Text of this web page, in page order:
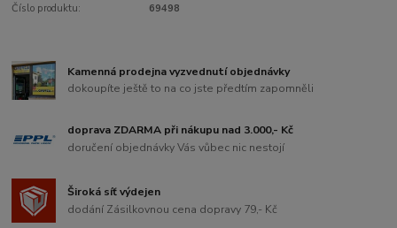
Číslo produktu: 69498
Kamenná prodejna vyzvednutí objednávky
dokoupíte ještě to na co jste předtím zapomněli
doprava ZDARMA při nákupu nad 3.000,- Kč
doručení objednávky Vás vůbec nic nestojí
Široká síť výdejen
dodání Zásilkovnou cena dopravy 79,- Kč